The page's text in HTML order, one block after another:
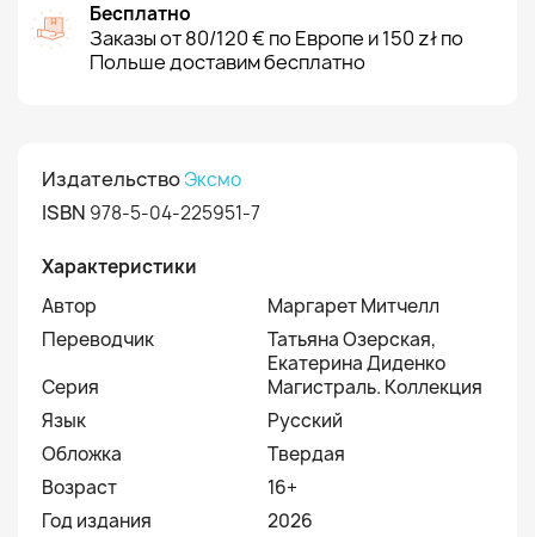
Бесплатно
Заказы от 80/120 € по Европе и 150 zł по
Польше доставим бесплатно
ИздательствоЭксмо
ISBN 978-5-04-225951-7
Характеристики
Автор
Маргарет Митчелл
Переводчик
Татьяна Озерская,
Екатерина Диденко
Серия
Магистраль. Коллекция
Язык
Русский
Обложка
Твердая
Возраст
16+
Год издания
2026